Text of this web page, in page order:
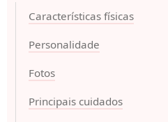
Características físicas
Personalidade
Fotos
Principais cuidados